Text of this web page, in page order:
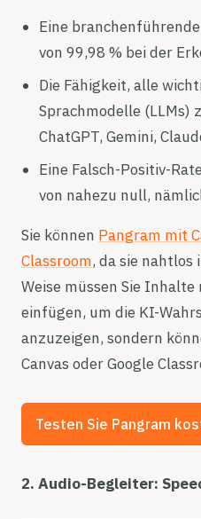
Eine
von 99,98 % bei der
Die Fähigkeit, alle
Sprachmodelle (LLMs)
ChatGPT, Gemini,
Eine Falsch-Positiv-
von nahezu null,
Sie können Pangram mit
Classroom, da sie
Weise müssen Sie
einfügen, um die KI-
anzuzeigen, sondern
Canvas oder Google
Testen Sie Pangram
2. Audio-Begleiter: